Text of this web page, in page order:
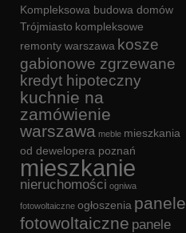
Kompleksowa budowa domów
Trójmiasto kompleksowe
remonty warszawa kosze
gabionowe zgrzewane
kredyt hipoteczny
kuchnie na
zamówienie
warszawa meble mieszkania
od dewelopera poznań
mieszkanie
nieruchomości ogniwa
fotowoltaiczne ogłoszenia panele
fotowoltaiczne panele